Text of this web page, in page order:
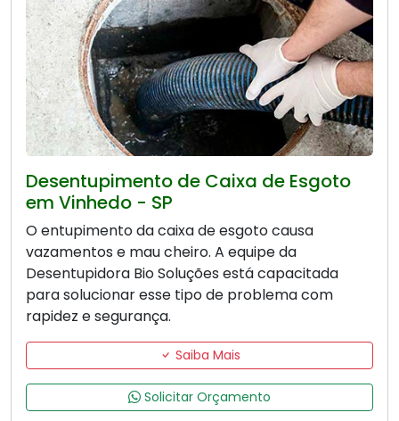
Desentupimento de Caixa de Esgoto
em Vinhedo - SP
O entupimento da caixa de esgoto causa
vazamentos e mau cheiro. A equipe da
Desentupidora Bio Soluções está capacitada
para solucionar esse tipo de problema com
rapidez e segurança.
Saiba Mais
Solicitar Orçamento